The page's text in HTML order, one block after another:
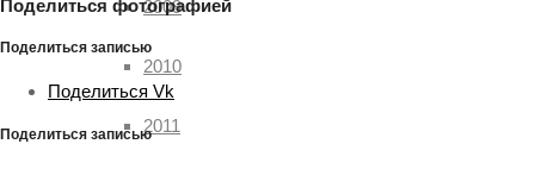
2009
2010
2011
Поделиться фотографией
Поделиться записью
Поделиться Vk
Поделиться записью